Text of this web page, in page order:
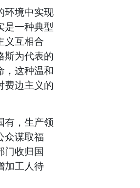
环境中实现
是一种典型
义互相合
斯为代表的
，这种温和
费边主义的
有，生产领
众谋取福
门收归国
加工人待